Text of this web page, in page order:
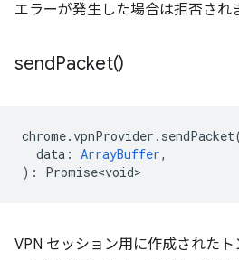
エラーが発生した場合は拒否され
sendPacket()
chrome.vpnProvider . sendPacket
data : ArrayBuffer,
) : Promise<void>
VPN セッション用に作成された